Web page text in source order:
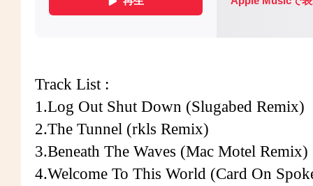
Track List :
1.Log Out Shut Down (Slugabed Remix)
2.The Tunnel (rkls Remix)
3.Beneath The Waves (Mac Motel Remix)
4.Welcome To This World (Card On